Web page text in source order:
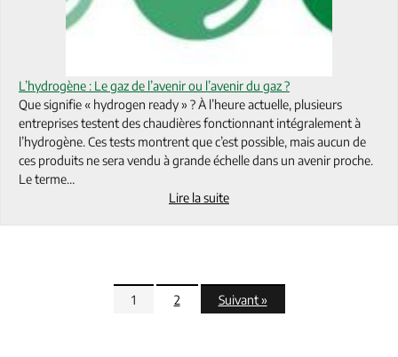
L’hydrogène : Le gaz de l’avenir ou l’avenir du gaz ?
Que signifie « hydrogen ready » ? À l’heure actuelle, plusieurs
entreprises testent des chaudières fonctionnant intégralement à
l’hydrogène. Ces tests montrent que c’est possible, mais aucun de
ces produits ne sera vendu à grande échelle dans un avenir proche.
Le terme…
Lire la suite
1 2 Suivant »